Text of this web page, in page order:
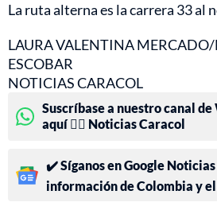
La ruta alterna es la carrera 33 al
LAURA VALENTINA
ESCOBAR
NOTICIAS CARACOL
Suscríbase a nuestro canal
aquí 👉🏻 Noticias Caracol
✔️ Síganos en Google
información de Colombia y